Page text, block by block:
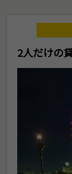
2人だけの